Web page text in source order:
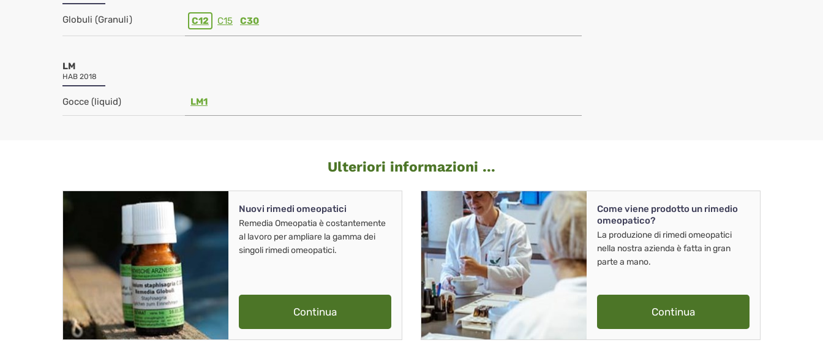
Globuli (Granuli) C12 C15 C30
LM
HAB 2018
Gocce (liquid) LM1
Ulteriori informazioni ...
Nuovi rimedi omeopatici
Remedia Omeopatia è costantemente
al lavoro per ampliare la gamma dei
singoli rimedi omeopatici.
Continua
Come viene prodotto un rimedio
omeopatico?
La produzione di rimedi omeopatici
nella nostra azienda è fatta in gran
parte a mano.
Continua